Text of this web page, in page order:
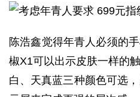
陈浩鑫觉得年青人必须的
椒X1可以出示皮肤一样的
白、天真蓝三种颜色可选